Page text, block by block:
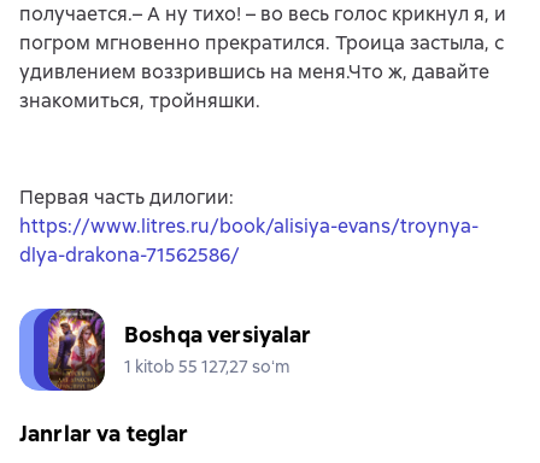
получается.– А ну тихо! – во весь голос крикнул я, и
погром мгновенно прекратился. Троица застыла, с
удивлением воззрившись на меня.Что ж, давайте
знакомиться, тройняшки.
Первая часть дилогии:
https://www.litres.ru/book/alisiya-evans/troynya-
dlya-drakona-71562586/
Boshqa versiyalar
1 kitob 55 127,27 soʻm
Janrlar va teglar